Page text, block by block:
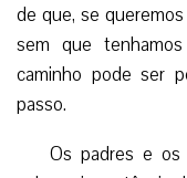
de que, se
sem que
caminho pode ser
passo.
Os padres e os